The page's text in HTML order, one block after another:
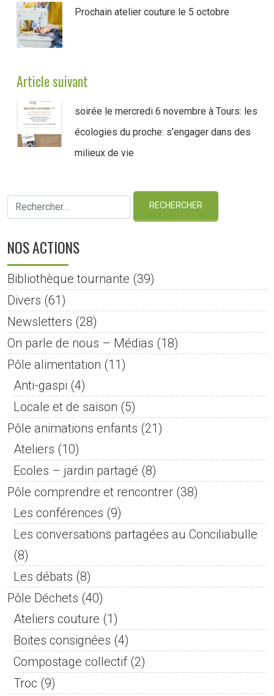
Prochain atelier couture le 5 octobre
Article suivant
soirée le mercredi 6 novembre à Tours: les
écologies du proche: s’engager dans des
milieux de vie
NOS ACTIONS
Bibliothèque tournante (39)
Divers (61)
Newsletters (28)
On parle de nous – Médias (18)
Pôle alimentation (11)
Anti-gaspi (4)
Locale et de saison (5)
Pôle animations enfants (21)
Ateliers (10)
Ecoles – jardin partagé (8)
Pôle comprendre et rencontrer (38)
Les conférences (9)
Les conversations partagées au Conciliabulle
(8)
Les débats (8)
Pôle Déchets (40)
Ateliers couture (1)
Boites consignées (4)
Compostage collectif(2)
Troc (9)